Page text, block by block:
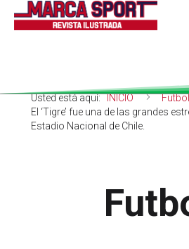
Usted está aquí:INICIO
Futbol
El ‘Tigre’ fue una de las grandes
Estadio Nacional de Chile.